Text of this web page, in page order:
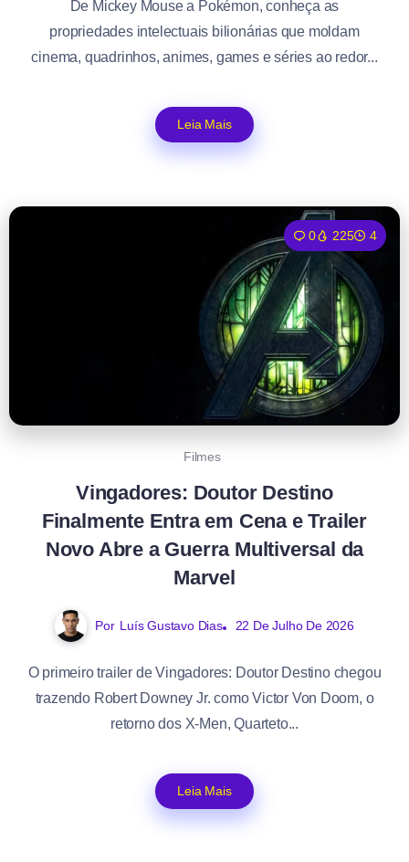
De Mickey Mouse a Pokémon, conheça as
propriedades intelectuais bilionárias que moldam
cinema, quadrinhos, animes, games e séries ao redor...
Leia Mais
0 225 4
Filmes
Vingadores: Doutor Destino
Finalmente Entra em Cena e Trailer
Novo Abre a Guerra Multiversal da
Marvel
Por Luís Gustavo Dias 22 De Julho De 2026
O primeiro trailer de Vingadores: Doutor Destino chegou
trazendo Robert Downey Jr. como Victor Von Doom, o
retorno dos X-Men, Quarteto...
Leia Mais